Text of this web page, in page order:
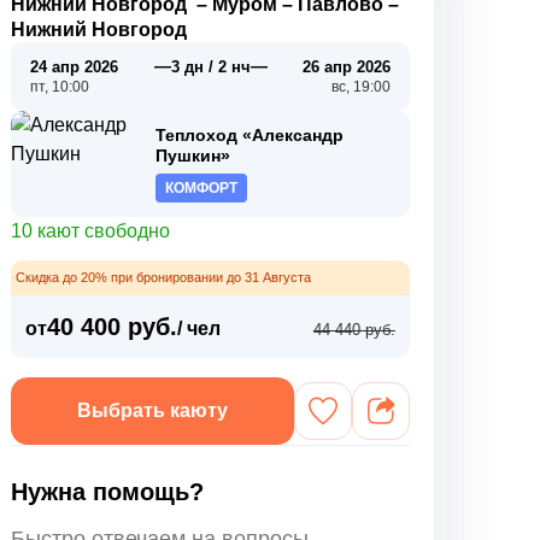
Нижний Новгород – Муром – Павлово –
Нижний Новгород
24 апр 2026
пт, 10:00
—3 дн / 2 нч— 26 апр 2026
вс, 19:00
Теплоход «Александр
Пушкин»
КОМФОРТ
10 кают свободно
Скидка до 20% при бронировании до 31 Августа
от40 400 руб./ чел 44 440 руб.
Выбрать каюту
Нужна помощь?